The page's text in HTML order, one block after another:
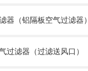
器（铝隔板空气过滤器）
过滤器（过滤送风口）